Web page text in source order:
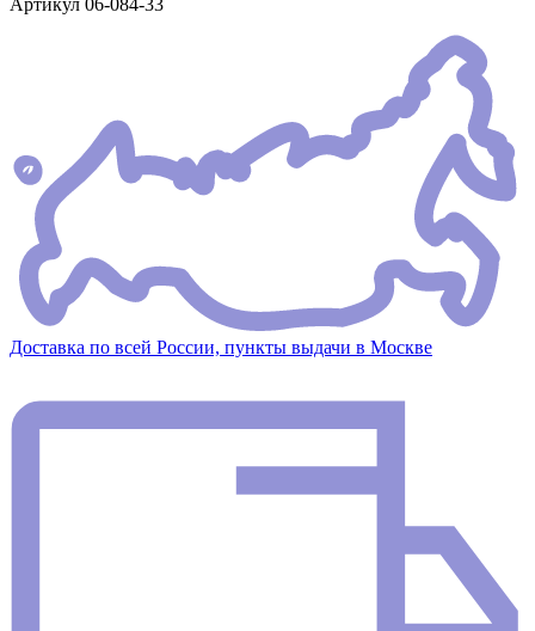
Артикул 06-084-33
Доставка по всей России, пункты выдачи в Москве